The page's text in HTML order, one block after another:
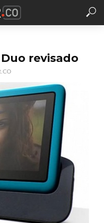
revisado